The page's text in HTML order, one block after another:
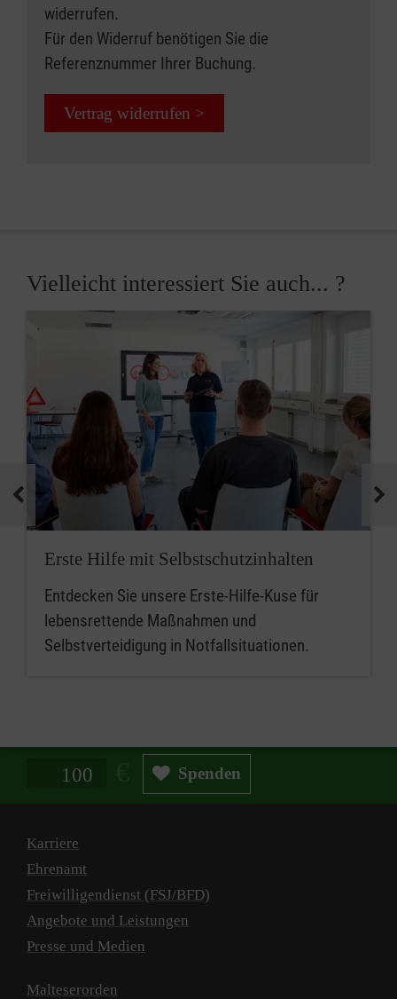
widerrufen.
Für den Widerruf benötigen Sie die
Referenznummer Ihrer Buchung.
Vertrag widerrufen >
Vielleicht interessiert Sie auch... ?
Erste Hilfe mit Selbstschutzinhalten
Entdecken Sie unsere Erste-Hilfe-Kuse für
lebensrettende Maßnahmen und
Selbstverteidigung in Notfallsituationen.
Spendenbetrag in Euro Spenden
Karriere
Ehrenamt
Freiwilligendienst (FSJ/BFD)
Angebote und Leistungen
Presse und Medien
Malteserorden